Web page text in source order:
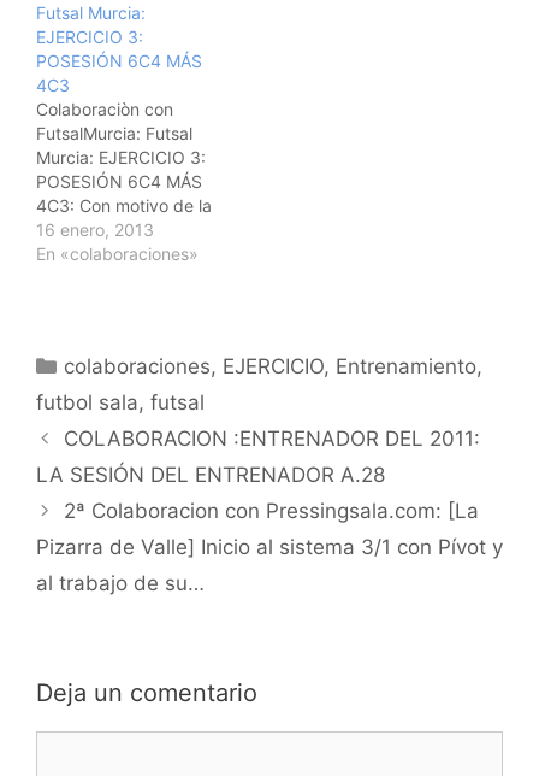
mitad de cancha de
fútbol sala. Nº DE
JUGADORES:
9,10,11,12... OBJETIVOS:
Ataque, defensa,
apoyos, defensa de
lineas de pase, etc..
DESARROLLO: Trabajo
de…
Futsal Murcia:
EJERCICIO 3:
POSESIÓN 6C4 MÁS
4C3
Colaboraciòn con
FutsalMurcia: Futsal
Murcia: EJERCICIO 3:
POSESIÓN 6C4 MÁS
4C3: Con motivo de la
colaboración con José
Valle os traemos el tercer
16 enero, 2013
En «colaboraciones»
Categorías
colaboraciones, EJERCICIO, Entrenamiento,
futbol sala, futsal
Navegación
de
COLABORACION :ENTRENADOR DEL 2011:
LA SESIÓN DEL ENTRENADOR A.28
2ª Colaboracion con Pressingsala.com: [La
Pizarra de Valle] Inicio al sistema 3/1 con Pívot y
al trabajo de su…
Deja un comentario